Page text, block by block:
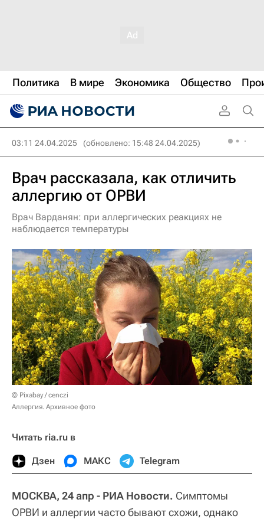
Политика В мире Экономика Общество
03:11 24.04.2025 (обновлено: 15:48 24.04.2025)
Врач рассказала, как отличить
аллергию от ОРВИ
Врач Варданян: при аллергических реакциях не
наблюдается температуры
© Pixabay / cenczi
Аллергия. Архивное фото
Читать ria.ru в
Дзен МАКС Telegram
МОСКВА, 24 апр - РИА Новости. Симптомы
ОРВИ и аллергии часто бывают схожи, однако